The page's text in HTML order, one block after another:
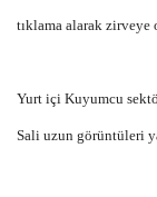
tıklama alarak zirveye
Yurt içi Kuyumcu
Sali uzun görüntüleri